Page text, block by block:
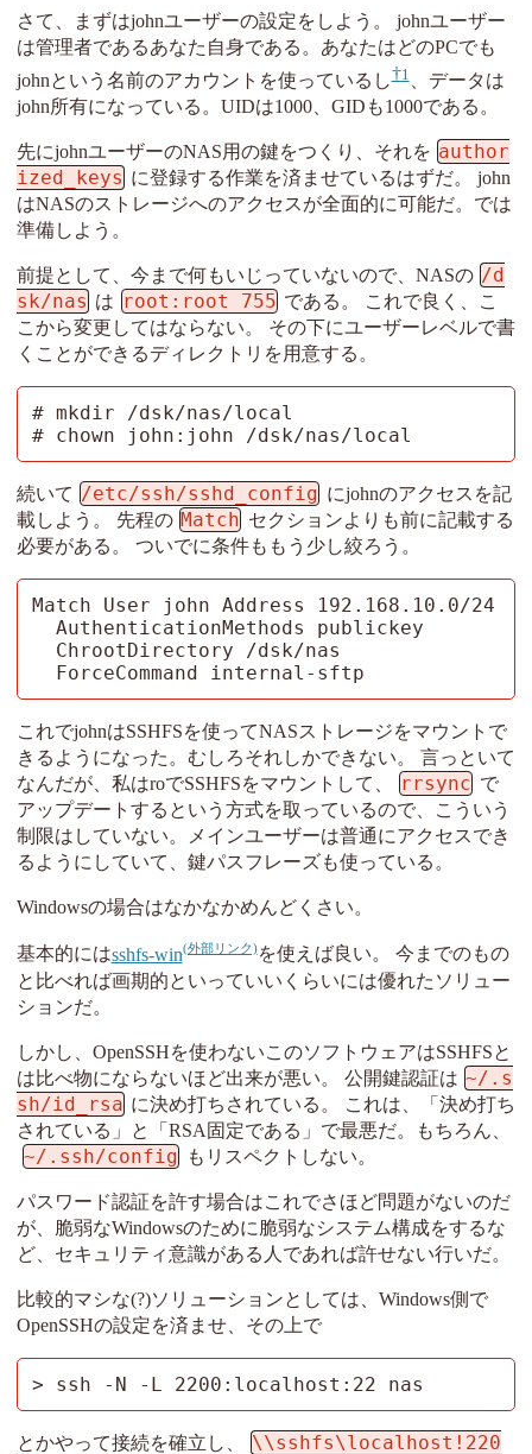
さて、まずはjohnユーザーの設定をしよう。 johnユーザー
は管理者であるあなた自身である。あなたはどのPCでも
johnという名前のアカウントを使っているし 1、データは
john所有になっている。UIDは1000、GIDも1000である。
先にjohnユーザーのNAS用の鍵をつくり、それを author
ized_keys に登録する作業を済ませているはずだ。 john
はNASのストレージへのアクセスが全面的に可能だ。では
準備しよう。
前提として、今まで何もいじっていないので、NASの /d
sk/nas は root:root 755 である。 これで良く、こ
こから変更してはならない。 その下にユーザーレベルで書
くことができるディレクトリを用意する。
# mkdir /dsk/nas/local
# chown john:john /dsk/nas/local
続いて /etc/ssh/sshd_config にjohnのアクセスを記
載しよう。 先程の Match セクションよりも前に記載する
必要がある。 ついでに条件ももう少し絞ろう。
Match User john Address 192.168.10.0/24
  ForceCommand internal-sftp
これでjohnはSSHFSを使ってNASストレージをマウントで
きるようになった。むしろそれしかできない。 言っといて
なんだが、私はroでSSHFSをマウントして、
rrsync で
アップデートするという方式を取っているので、こういう
制限はしていない。メインユーザーは普通にアクセスでき
るようにしていて、鍵パスフレーズも使っている。
Windowsの場合はなかなかめんどくさい。
基本的にはsshfs-win
を使えば良い。 今までのもの
と比べれば画期的といっていいくらいには優れたソリュー
ションだ。
しかし、OpenSSHを使わないこのソフトウェアはSSHFSと
は比べ物にならないほど出来が悪い。 公開鍵認証は ~/.s
sh/id_rsa に決め打ちされている。 これは、「決め打ち
されている」と「RSA固定である」で最悪だ。もちろん、
~/.ssh/config もリスペクトしない。
パスワード認証を許す場合はこれでさほど問題がないのだ
が、脆弱なWindowsのために脆弱なシステム構成をするな
ど、セキュリティ意識がある人であれば許せない行いだ。
比較的マシな(?)ソリューションとしては、Windows側で
OpenSSHの設定を済ませ、その上で
> ssh -N -L 2200:localhost:22 nas
とかやって接続を確立し、
\\sshfs\localhost!220